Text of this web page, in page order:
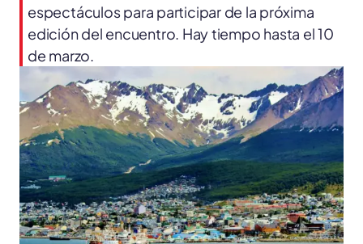
espectáculos para participar de la próxima
edición del encuentro. Hay tiempo hasta el 10
de marzo.